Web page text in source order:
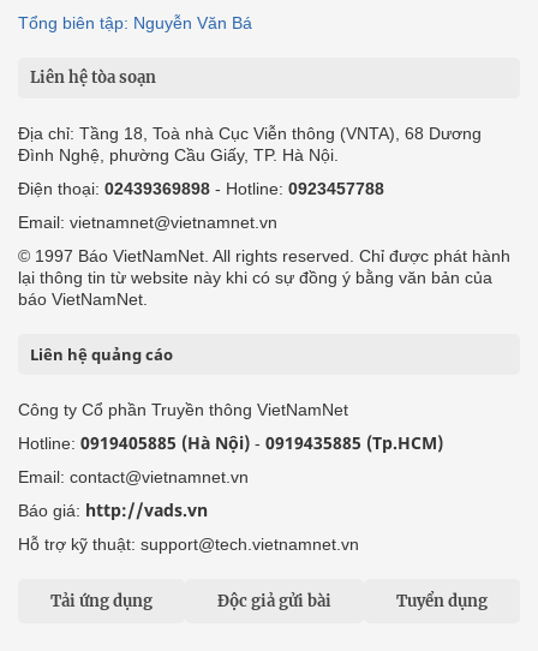
Tổng biên tập: Nguyễn Văn Bá
Liên hệ tòa soạn
Địa chỉ: Tầng 18, Toà nhà Cục Viễn thông (VNTA), 68 Dương
Đình Nghệ, phường Cầu Giấy, TP. Hà Nội.
Điện thoại: 02439369898 - Hotline: 0923457788
Email: vietnamnet@vietnamnet.vn
© 1997 Báo VietNamNet. All rights reserved. Chỉ được phát hành
lại thông tin từ website này khi có sự đồng ý bằng văn bản của
báo VietNamNet.
Liên hệ quảng cáo
Công ty Cổ phần Truyền thông VietNamNet
Hotline: 0919405885 (Hà Nội) - 0919435885 (Tp.HCM)
Email: contact@vietnamnet.vn
Báo giá: http://vads.vn
Hỗ trợ kỹ thuật: support@tech.vietnamnet.vn
Tải ứng dụng Độc giả gửi bài Tuyển dụng